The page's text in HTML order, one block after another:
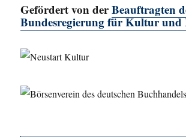
Gefördert von derBeauftragten
Bundesregierung für Kultur und